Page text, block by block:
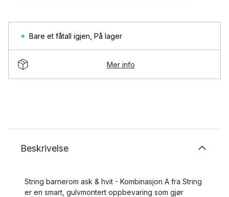
Bare et fåtall igjen På lager
Mer info
Beskrivelse
String barnerom ask & hvit - Kombinasjon A fra String
er en smart, gulvmontert oppbevaring som gjør